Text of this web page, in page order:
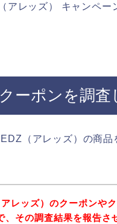
アレッズ） キャンペー
ーポンを調査
（アレッズ）の商
レッズ）のクーポンや
、その調査結果を報告さ